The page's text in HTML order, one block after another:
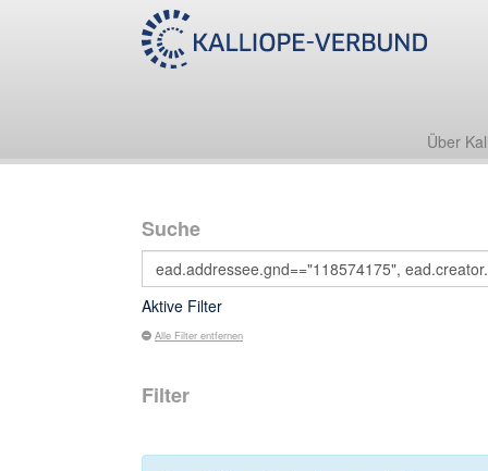
Über
Suche
Aktive Filter
Alle Filter entfernen
Filter